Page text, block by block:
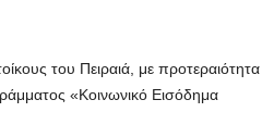
του Πειραιά, με προτεραιότητα
«Κοινωνικό Εισόδημα